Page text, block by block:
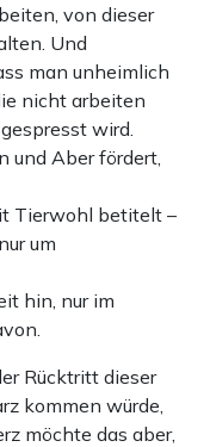
von dieser
Und
man unheimlich
nicht arbeiten
wird.
und Aber fördert,
Tierwohl betitelt –
um
hin, nur im
Rücktritt dieser
kommen würde,
möchte das aber,